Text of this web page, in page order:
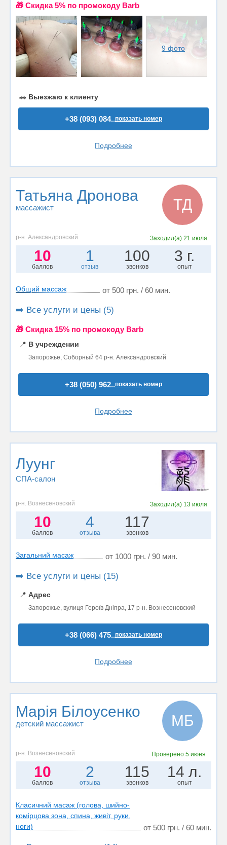
🎁 Cкидка 5% по промокоду Barb
9 фото
🚗 Выезжаю к клиенту
+38 (093) 084..показать номер
Подробнее
Татьяна Дронова
массажист ТД
р-н. Александровский Заходил(а)21 июля
10
баллов
1
отзыв
100
звонков
3 г.
опыт
Общий массаж от 500 грн. / 60 мин.
➡️ Все услуги и цены (5)
🎁 Cкидка 15% по промокоду Barb
📍 В учреждении
Запорожье, Соборный 64 р-н. Александровский
+38 (050) 962..показать номер
Подробнее
Луунг
СПА-салон
р-н. Вознесеновский Заходил(а) 13 июля
10
баллов
4
отзыва
117
звонков
Загальний масаж от 1000 грн. / 90 мин.
➡️ Все услуги и цены (15)
📍 Адрес
Запорожье, вулиця Героїв Дніпра, 17 р-н. Вознесеновский
+38 (066) 475..показать номер
Подробнее
Марія Білоусенко
детский массажист МБ
р-н. Вознесеновский Проверено5 июня
10
баллов
2
отзыва
115
звонков
14 л.
опыт
Класичний масаж (голова, шийно-
комірцова зона, спина, живіт, руки,
ноги)
от 500 грн. / 60 мин.